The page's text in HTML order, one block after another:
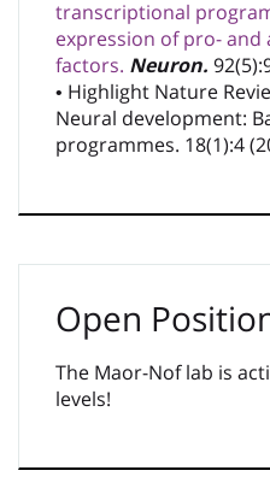
transcriptional
expression of pro- and
factors. Neuron.
• Highlight Nature
Neural development:
programmes. 18(1):4
Open
The Maor-Nof lab is
levels!